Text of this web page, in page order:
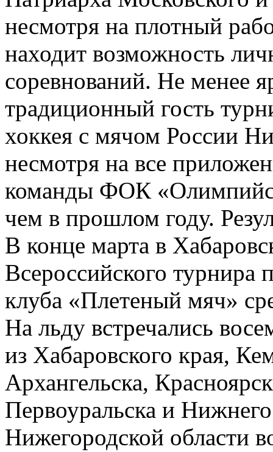
несмотря на плотный
находит возможность
соревнований. Не менее
традиционный гость
хоккея с мячом России
несмотря на все
команды ФОК
чем в прошлом году.
В конце марта в
Всероссийского
клуба «Плетеный мяч»
На льду встречались
из Хабаровского края,
Архангельска,
Первоуральска и
Нижегородской области